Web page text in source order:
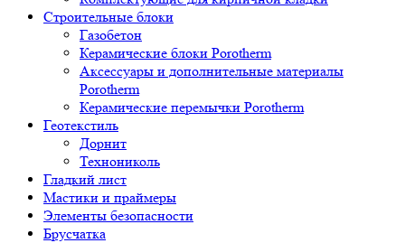
Строительные блоки
Газобетон
Керамические блоки Porotherm
Аксессуары и дополнительные материалы
Porotherm
Керамические перемычки Porotherm
Геотекстиль
Дорнит
Технониколь
Гладкий лист
Мастики и праймеры
Элементы безопасности
Брусчатка